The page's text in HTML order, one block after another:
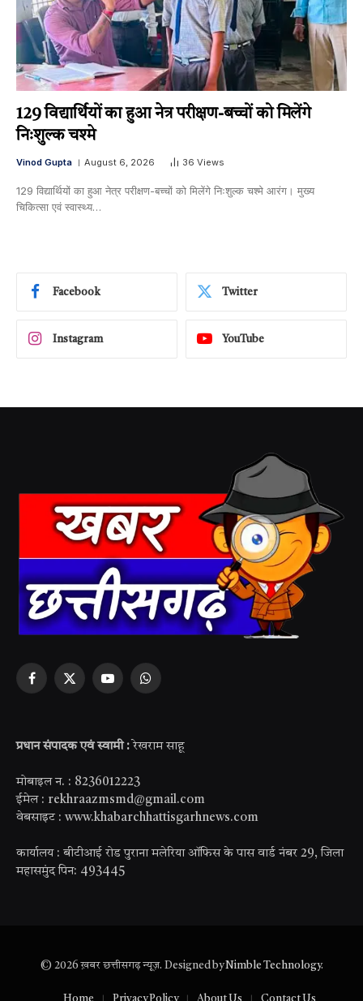
129 विद्यार्थियों का हुआ नेत्र परीक्षण-बच्चों को मिलेंगे
निःशुल्क चश्मे
Vinod Gupta August 6, 2026 36 Views
129 विद्यार्थियों का हुआ नेत्र परीक्षण-बच्चों को मिलेंगे निःशुल्क चश्मे आरंग। मुख्य
चिकित्सा एवं स्वास्थ्य…
Facebook Twitter
Instagram YouTube
Facebook
X
YouTubeWhatsApp
प्रधान संपादक एवं स्वामी : रेखराम साहू
मोबाइल न. : 8236012223
ईमेल : rekhraazmsmd@gmail.com
वेबसाइट : www.khabarchhattisgarhnews.com
कार्यालय : बीटीआई रोड पुराना मलेरिया ऑफिस के पास वार्ड नंबर 29, जिला
महासमुंद पिन: 493445
© 2026 ख़बर छत्तीसगढ़ न्यूज़. Designed byNimble Technology.